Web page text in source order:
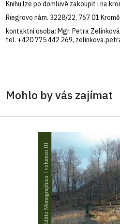
Knihu lze po domluvě zakoupit i na
Riegrovo nám. 3228/22, 767 01
kontaktní osoba: Mgr. Petra
tel. +420 775 442 269,
Mohlo by vás zajímat